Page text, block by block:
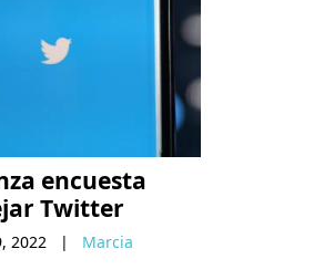
encuesta
Twitter
2022 | Marcia